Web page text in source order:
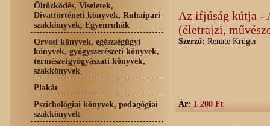
Öltözködés, Viseletek,
Divattörténeti könyvek, Ruhaipari
szakkönyvek, Egyenruhák
Orvosi könyvek, egészségügyi
könyvek, gyógyszerészeti könyvek,
természetgyógyászati könyvek,
szakkönyvek
Plakát
Pszichológiai könyvek, pedagógiai
szakkönyvek
Az ifjúság kútja -
(életrajzi,
Szerző: Renate Krüger
Ár: 1 200 Ft